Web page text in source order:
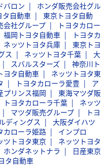
バロン
ホンダ販売会社グル
タ自動車
東京トヨタ自動
会社グループ
トヨタカロー
福岡トヨタ自動車
トヨタカ
ネッツトヨタ兵庫
東京トヨ
ス ネッツトヨタ千葉
大
スバルスターズ
神奈川ト
ヨタ自動車
ネッツトヨタ東
トヨタカローラ愛豊
ア
プリンス福岡
東海マツダ販
トヨタカローラ千葉
ネッツ
マツダ販売グループ
トヨ
ディングス
大阪ダイハツ
カローラ姫路
インプロ
ツトヨタ東京
ネッツトヨタ
ホンダネットナラ
日産東京
タ自動車